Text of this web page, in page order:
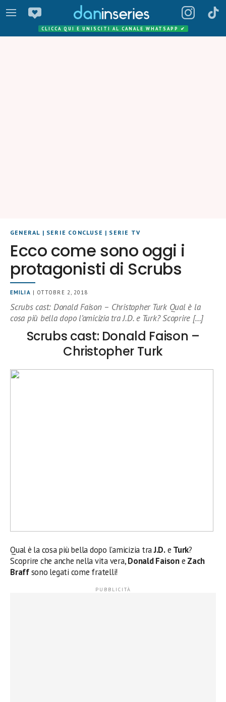
CLICCA QUI E UNISCITI AL CANALE WHATSAPP ✔
GENERAL | SERIE CONCLUSE | SERIE TV
Ecco come sono oggi i
protagonisti di Scrubs
EMILIA | OTTOBRE 2, 2018
Scrubs cast: Donald Faison – Christopher Turk Qual è la
cosa più bella dopo l’amicizia tra J.D. e Turk? Scoprire […]
Scrubs cast: Donald Faison –
Christopher Turk
Qual è la cosa più bella dopo l’amicizia traJ.D.e Turk?
Scoprire che anche nella vita vera,Donald Faisone Zach
Braffsono legati come fratelli!